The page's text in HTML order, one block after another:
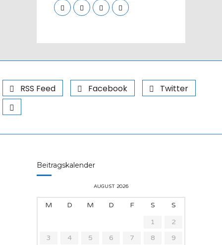
RSS Feed Facebook Twitter
Beitragskalender
AUGUST 2026
M D M D F S
S
1
2
3
4 5 6 7 8
9